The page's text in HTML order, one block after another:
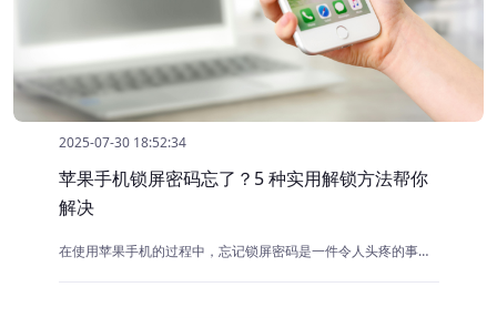
2025-07-30 18:52:34
苹果手机锁屏密码忘了？5 种实用解锁方法帮你
解决
在使用苹果手机的过程中，忘记锁屏密码是一件令人头疼的事情。别着急，接下来为你介绍几种常见且有效的解决方法，助你重新获得手机的访问权限。